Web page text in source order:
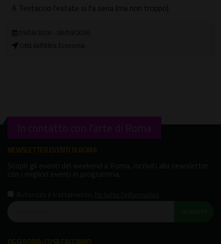
A Testaccio l'estate si fa seria (ma non troppo)
09/06/2026 - 08/09/2026
Città dell'Altra Economia
In contatto con l'arte di Roma